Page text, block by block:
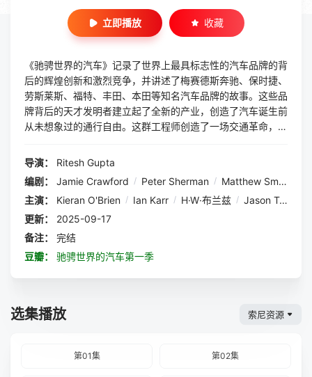
立即播放 收藏
《驰骋世界的汽车》记录了世界上最具标志性的汽车品牌的背
后的辉煌创新和激烈竞争，并讲述了梅赛德斯奔驰、保时捷、
劳斯莱斯、福特、丰田、本田等知名汽车品牌的故事。这些品
牌背后的天才发明者建立起了全新的产业，创造了汽车诞生前
从未想象过的通行自由。这群工程师创造了一场交通革命，并
师的的天才大脑和野心，交通运输会变得如此方便快捷，去到
不同的城市时间能够极大地缩短，过程也更加舒适。这个总共
四集的全新系列纪录片带领观众环游全球，展示那些令人惊叹
的车辆和才华横溢、极具、狡猾、有时甚至是残酷的男人和女
人，他们在创造和推动 20 世纪最具变革性的技术方面发挥了
重要作用。 解说：Ian Karr 1. Fueling Invention
2. Create a Market, Build an Empire 3. Mot...
导演：
Ritesh Gupta
编剧：
Jamie Crawford / Peter Sherman / Matthew Smaglik
主演：
Kieran O'Brien / Ian Karr / H·W·布兰兹 / Jason Torchinsky
更新：
2025-09-17
备注：
完结
豆瓣：
驰骋世界的汽车第一季
选集播放 索尼资源
第01集 第02集